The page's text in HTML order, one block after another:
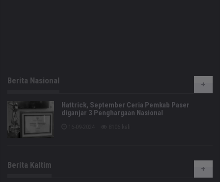
Berita Nasional
Hattrick, September Ceria Pemkab Paser
diganjar 3 Penghargaan Nasional
Berita Kaltim